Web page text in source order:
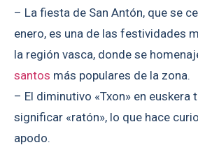
– La fiesta de San Antón, que se
enero, es una de las festividades
la región vasca, donde se
santos más populares de la zona.
– El diminutivo «Txon» en euskera
significar «ratón», lo que hace
apodo.